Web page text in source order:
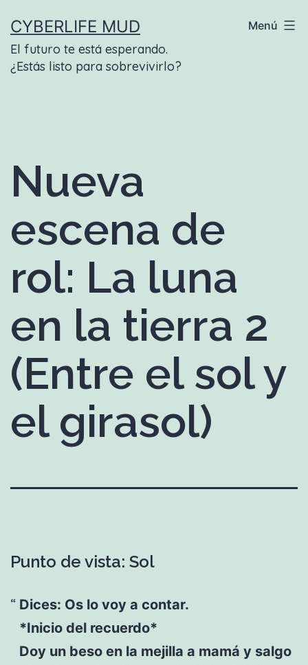
contenido
CYBERLIFE MUD
El futuro te está esperando.
¿Estás listo para sobrevivirlo?
Menú
Nueva
escena de
rol: La luna
en la tierra 2
(Entre el sol y
el girasol)
Punto de vista: Sol
Dices: Os lo voy a contar.
*Inicio del recuerdo*
Doy un beso en la mejilla a mamá y salgo